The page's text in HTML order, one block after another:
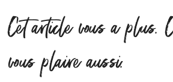
Cet article vous a plus.
vous plaire aussi.